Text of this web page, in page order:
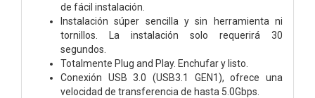
de fácil instalación.
Instalación súper sencilla y sin herramienta ni
tornillos. La instalación solo requerirá 30
segundos.
Totalmente Plug and Play. Enchufar y listo.
Conexión USB 3.0 (USB3.1 GEN1), ofrece una
velocidad de transferencia de hasta 5.0Gbps.